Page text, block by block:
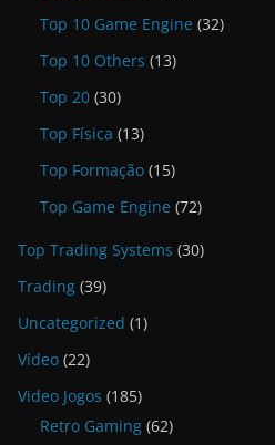
Top 10 Game Engine (32)
Top 10 Others (13)
Top 20 (30)
Top Física (13)
Top Formação (15)
Top Game Engine (72)
Top Trading Systems (30)
Trading (39)
Uncategorized (1)
Vídeo (22)
Video Jogos (185)
Retro Gaming (62)